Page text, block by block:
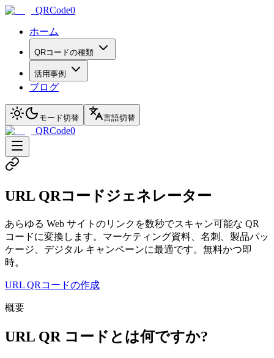
QRCode0
ホーム
QRコードの種類
活用事例
ブログ
モード切替 言語切替
QRCode0
URL QRコードジェネレーター
あらゆる Web サイトのリンクを数秒でスキャン可能な QR
コードに変換します。マーケティング資料、名刺、製品パッ
ケージ、デジタル キャンペーンに最適です。無料かつ即
時。
URL QRコードの作成
概要
URL QR コードとは何ですか?